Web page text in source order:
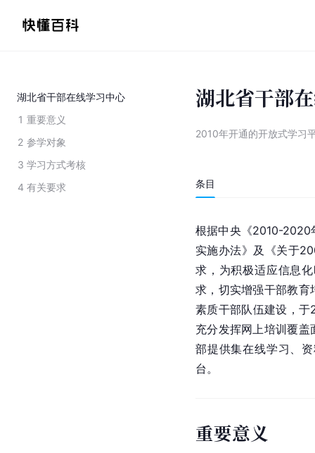
湖北省干部在线学习中心
1 重要意义
2 参学对象
3 学习方式考核
4 有关要求
湖北省干部
2010年开通的开放式学习
条目
根据中央《2010-2020
实施办法》及《关于
求，为积极适应信息
求，切实增强干部教育
素质干部队伍建设，
充分发挥网上培训覆
部提供集在线学习、
台。
重要意义